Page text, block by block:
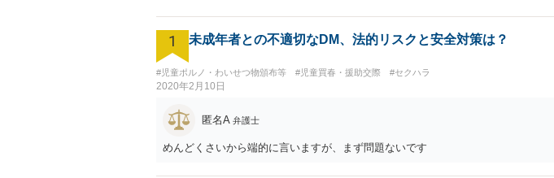
1 未成年者との不適切なDM、法的リスクと安全対策は？
#児童ポルノ・わいせつ物頒布等 #児童買春・援助交際 #セクハラ
2020年2月10日
匿名A 弁護士
めんどくさいから端的に言いますが、まず問題ないです